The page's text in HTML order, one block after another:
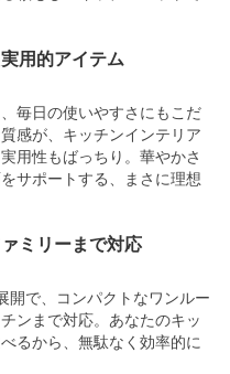
用的アイテム
毎日の使いやすさにもこだ
感が、キッチンインテリア
用性もばっちり。華やかさ
サポートする、まさに理想
ミリーまで対応
開で、コンパクトなワンルー
ンまで対応。あなたのキッ
るから、無駄なく効率的に